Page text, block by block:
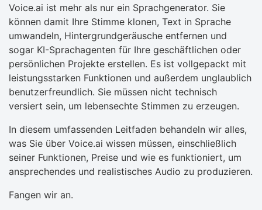
Voice.ai ist mehr als nur ein Sprachgenerator. Sie
können damit Ihre Stimme klonen, Text in Sprache
umwandeln, Hintergrundgeräusche entfernen und
sogar KI-Sprachagenten für Ihre geschäftlichen oder
persönlichen Projekte erstellen. Es ist vollgepackt mit
leistungsstarken Funktionen und außerdem unglaublich
benutzerfreundlich. Sie müssen nicht technisch
versiert sein, um lebensechte Stimmen zu erzeugen.
In diesem umfassenden Leitfaden behandeln wir alles,
was Sie über Voice.ai wissen müssen, einschließlich
seiner Funktionen, Preise und wie es funktioniert, um
ansprechendes und realistisches Audio zu produzieren.
Fangen wir an.